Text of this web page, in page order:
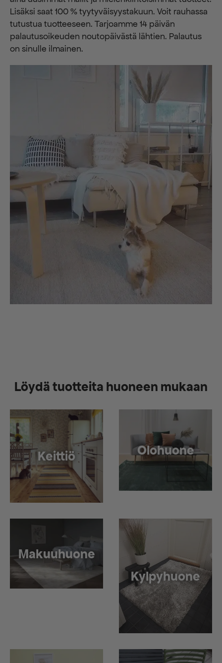
Lisäksi saat 100 % tyytyväisyystakuun. Voit rauhassa
tutustua tuotteeseen. Tarjoamme 14 päivän
palautusoikeuden noutopäivästä lähtien. Palautus
on sinulle ilmainen.
Löydä tuotteita huoneen mukaan
Keittiö Olohuone
Makuuhuone
Kylpyhuone